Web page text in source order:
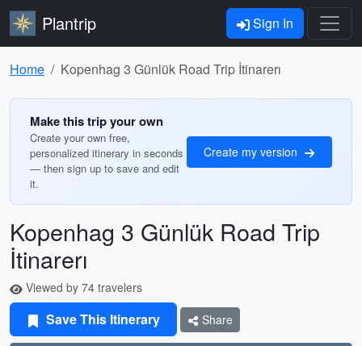
Plantrip Sign In
Home Kopenhag 3 Günlük Road Trip İtinarerı
Make this trip your own
Create your own free,
personalized itinerary in seconds
— then sign up to save and edit
it.
Create my version
Kopenhag 3 Günlük Road Trip
İtinarerı
Viewed by 74 travelers
Save This Itinerary Share